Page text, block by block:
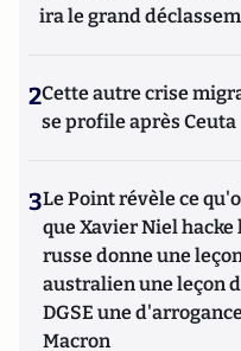
ira le grand
2Cette autre crise
se profile après Ceuta
3Le Point révèle ce
que Xavier Niel hacke
russe donne une
australien une leçon
DGSE une
Macron